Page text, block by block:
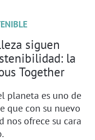
siguen
la
Together
planeta es uno de
que con su nuevo
nos ofrece su cara